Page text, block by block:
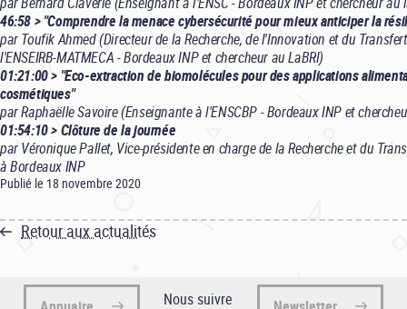
46:58 > "Comprendre la menace cybersécurité pour mieux anticiper la
par Toufik Ahmed (Directeur de la Recherche, de l'Innovation et du
l'ENSEIRB-MATMECA - Bordeaux INP et chercheur au LaBRI)
01:21:00 > "Eco-extraction de biomolécules pour des applications
cosmétiques"
par Raphaëlle Savoire (Enseignante à l'ENSCBP - Bordeaux INP et
01:54:10 > Clôture de la journée
par Véronique Pallet, Vice-présidente en charge de la Recherche et du
à Bordeaux INP
Publié le 18 novembre 2020
Retour aux actualités
Nous suivre